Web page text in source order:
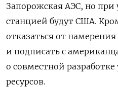
Запорожская АЭС, но при
станцией будут США.
отказаться от
и подписать с
о совместной
ресурсов.